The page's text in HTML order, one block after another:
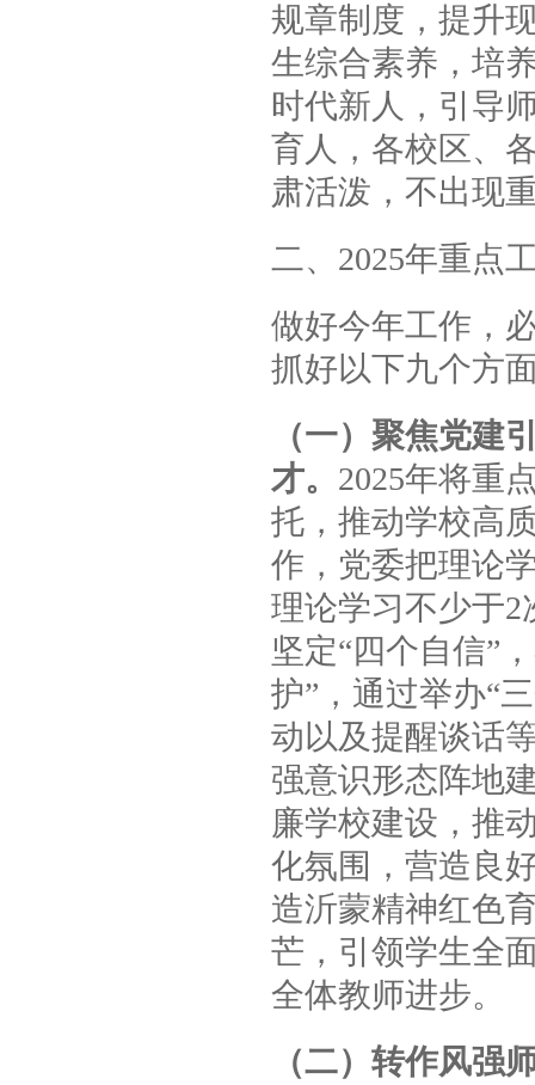
规章制度，提升
生综合素养，培
时代新人，引导
育人，各校区、
肃活泼，不出现
二、2025年重点
做好今年工作，
抓好以下九个方
（一）聚焦党建
才。 2025年将重
托，推动学校高
作，党委把理论
理论学习不少于
坚定“四个自信”
护”，通过举办“
动以及提醒谈话
强意识形态阵地
廉学校建设，推
化氛围，营造良
造沂蒙精神红色
芒，引领学生全
全体教师进步。
（二）转作风强